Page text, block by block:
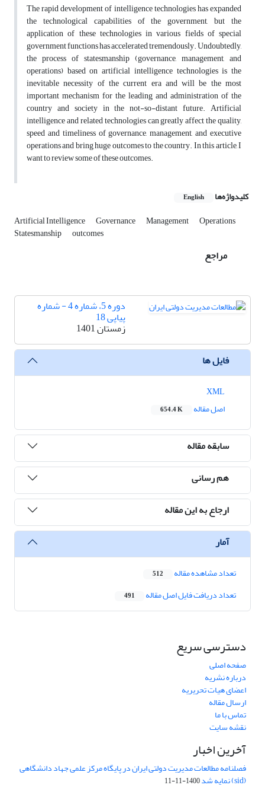
The rapid development of intelligence technologies has expanded
the technological capabilities of the government, but the
application of these technologies in various fields of special
government functions has accelerated tremendously. Undoubtedly,
the process of statesmanship (governance, management, and
operations) based on artificial intelligence technologies is the
inevitable necessity of the current era and will be the most
important mechanism for the leading and administration of the
country and society in the not-so-distant future. Artificial
intelligence and related technologies can greatly affect the quality,
speed and timeliness of governance, management, and executive
operations and bring huge outcomes to the country. In this article, I
want to review some of these outcomes.
کلیدواژه‌ها English
Artificial Intelligence Governance Management Operations
Statesmanship outcomes
مراجع
دوره 5، شماره 4 - شماره
پیاپی 18
زمستان 1401
فایل ها
اصل مقاله
654.4 K
سابقه مقاله
هم رسانی
ارجاع به این مقاله
آمار
تعداد مشاهده مقاله 512
تعداد دریافت فایل اصل مقاله 491
دسترسی سریع
صفحه اصلی
درباره نشریه
اعضای هیات تحریریه
ارسال مقاله
تماس با ما
نقشه سایت
آخرین اخبار
فصلنامه مطالعات مدیریت دولتی ایران در پایگاه مرکز علمی جهاد دانشگاهی
(sid) نمایه شد 1400-11-11